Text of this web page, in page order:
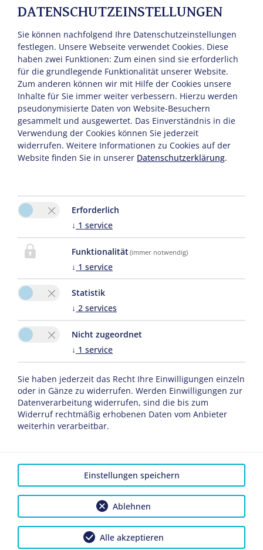
Imkostenlosen, abschließbaren
Fahrradkeller / E-Bike-Garagemit
Steckdosen zum Laden.
Gibt es Wellness nach der Tour?
Ja, der moderne Wellness-Bereich mit
zwei Saunensteht dir zur
Regeneration bereit.
Wie finde ich passende Touren?
Über den BikeMike-Service mit
Hotel, plus exklusiven Detailinfos
nach Buchung.
Hotel und Landgasthof
Zachschuster GmbH &
Co.KG
Lenggrieser Straße 48
83674 Gaißach
info@hotel-
zachschuster.de
Facebook
Kontakt|Karriere|AGB|Impressum|Datenschutz
Reiseversicherungsvertrag widerrufen
DATENSCHUTZEINSTELLUNGEN
Sie können nachfolgend Ihre Datenschutzeinstellungen
festlegen. Unsere Webseite verwendet Cookies. Diese
haben zwei Funktionen: Zum einen sind sie erforderlich
für die grundlegende Funktionalität unserer Website.
Zum anderen können wir mit Hilfe der Cookies unsere
Inhalte für Sie immer weiter verbessern. Hierzu werden
pseudonymisierte Daten von Website-Besuchern
gesammelt und ausgewertet. Das Einverständnis in die
Verwendung der Cookies können Sie jederzeit
widerrufen. Weitere Informationen zu Cookies auf der
Website finden Sie in unserer Datenschutzerklärung.
Erforderlich
↓ 1 service
Funktionalität (immer notwendig)
↓ 1 service
Statistik
↓ 2 services
Nicht zugeordnet
↓ 1 service
Sie haben jederzeit das Recht Ihre Einwilligungen einzeln
oder in Gänze zu widerrufen. Werden Einwilligungen zur
Datenverarbeitung widerrufen, sind die bis zum
Widerruf rechtmäßig erhobenen Daten vom Anbieter
weiterhin verarbeitbar.
Ablehnen
Einstellungen speichern
Alle akzeptieren